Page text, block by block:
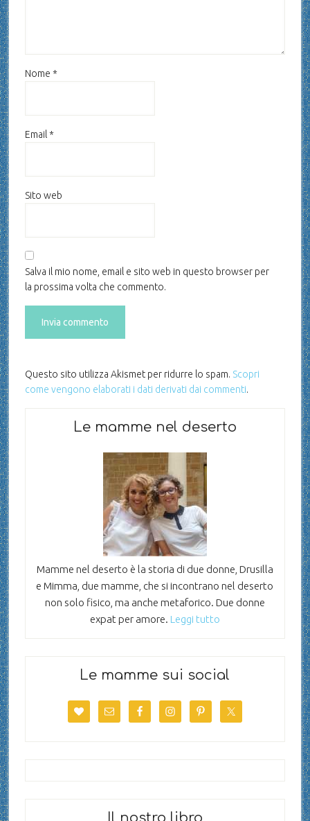
Nome *
Email*
Sito web
Salva il mio nome, email e sito web in questo browser per
la prossima volta che commento.
Questo sito utilizza Akismet per ridurre lo spam. Scopri
come vengono elaborati i dati derivati dai commenti.
Le mamme nel deserto
Mamme nel deserto è la storia di due donne, Drusilla
e Mimma, due mamme, che si incontrano nel deserto
non solo fisico, ma anche metaforico. Due donne
expat per amore. Leggi tutto
Le mamme sui social